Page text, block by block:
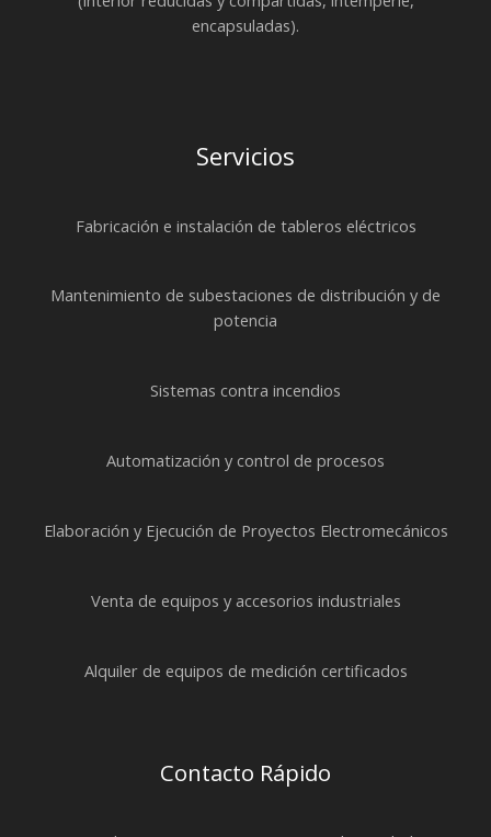
encapsuladas).
Servicios
Fabricación e instalación de tableros eléctricos
Mantenimiento de subestaciones de distribución y de
potencia
Sistemas contra incendios
Automatización y control de procesos
Elaboración y Ejecución de Proyectos Electromecánicos
Venta de equipos y accesorios industriales
Alquiler de equipos de medición certificados
Contacto Rápido